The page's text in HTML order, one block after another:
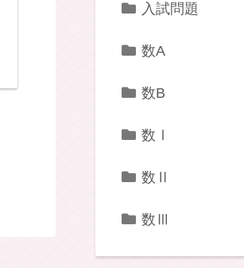
入試問題
数A
数B
数Ⅰ
数Ⅱ
数Ⅲ